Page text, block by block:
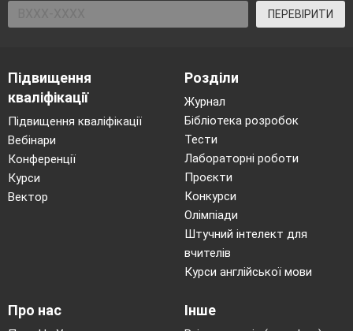
ПЕРЕВІРИТИ
Підвищення
кваліфікації
Підвищення кваліфікації
Вебінари
Конференції
Курси
Вектор
Розділи
Журнал
Бібліотека розробок
Тести
Лабораторні роботи
Проєкти
Конкурси
Олімпіади
Штучний інтелект для
вчителів
Курси англійської мови
Про нас Інше